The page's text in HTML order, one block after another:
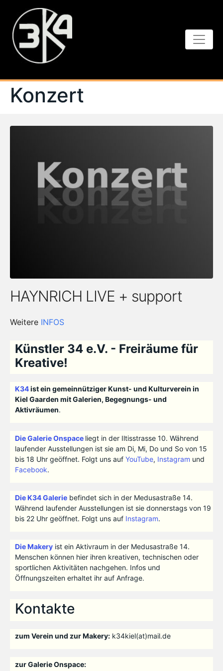
Konzert
HAYNRICH LIVE + support
Weitere INFOS
Künstler 34 e.V. - Freiräume für
Kreative!
K34ist ein gemeinnütziger Kunst- und Kulturverein in
Kiel Gaarden mit Galerien, Begegnungs- und
Aktivräumen.
Die Galerie Onspace liegt in der Iltisstrasse 10. Während
laufender Ausstellungen ist sie am Di, Mi, Do und So von 15
bis 18 Uhr geöffnet. Folgt uns auf YouTube, Instagram und
Facebook.
Die K34 Galeriebefindet sich in der Medusastraße 14.
Während laufender Ausstellungen ist sie donnerstags von 19
bis 22 Uhr geöffnet. Folgt uns auf Instagram.
Die Makeryist ein Aktivraum in der Medusastraße 14.
Menschen können hier ihren kreativen, technischen oder
sportlichen Aktivitäten nachgehen. Infos und
Öffnungszeiten erhaltet ihr auf Anfrage.
Kontakte
zum Verein und zur Makery:k34kiel(at)mail.de
zur Galerie Onspace: